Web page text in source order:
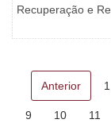
Recuperação e
Anterior 1
9 10 11